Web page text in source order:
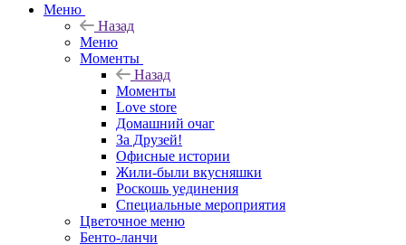
Меню
Назад
Меню
Моменты
Назад
Моменты
Love store
Домашний очаг
За Друзей!
Офисные истории
Жили-были вкусняшки
Роскошь уединения
Специальные мероприятия
Цветочное меню
Бенто-ланчи